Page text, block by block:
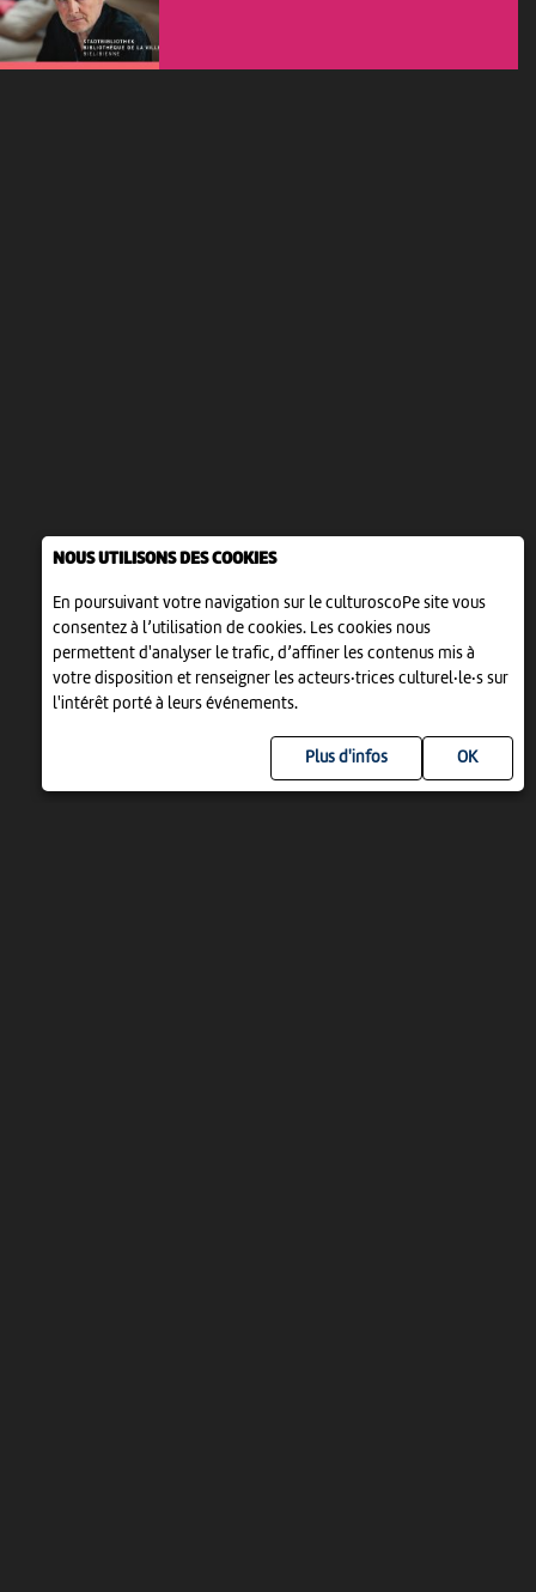
NOUS UTILISONS DES COOKIES
En poursuivant votre navigation sur le culturoscoPe site vous
consentez à l’utilisation de cookies. Les cookies nous
permettent d'analyser le trafic, d’affiner les contenus mis à
votre disposition et renseigner les acteurs·trices culturel·le·s sur
l'intérêt porté à leurs événements.
Plus d'infos